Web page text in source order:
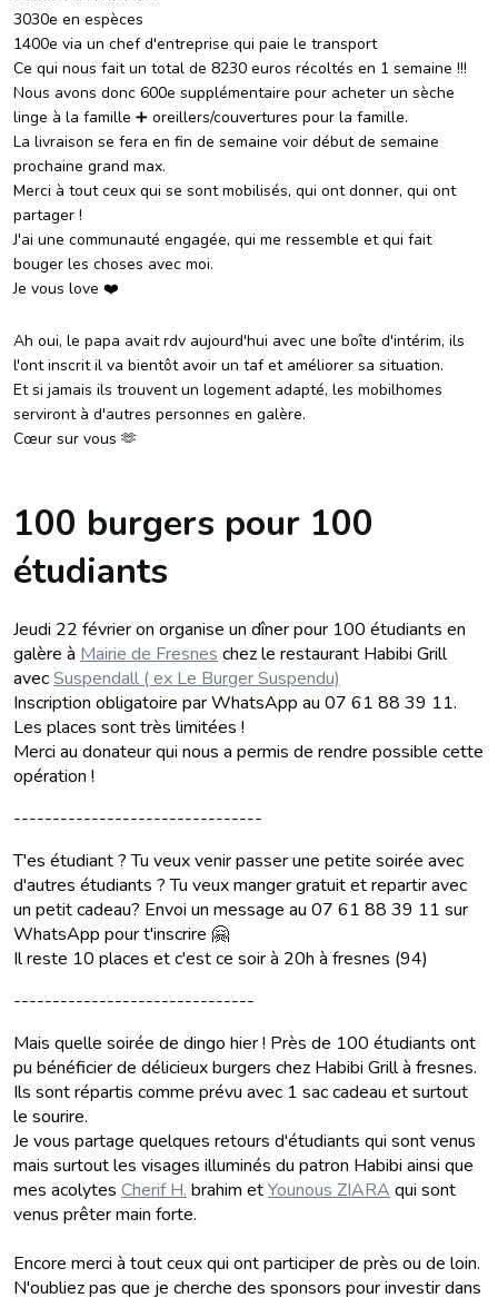
3030e en espèces
1400e via un chef d'entreprise qui paie le transport
Ce qui nous fait un total de 8230 euros récoltés en 1 semaine !!!
Nous avons donc 600e supplémentaire pour acheter un sèche
linge à la famille ➕️ oreillers/couvertures pour la famille.
La livraison se fera en fin de semaine voir début de semaine
prochaine grand max.
Merci à tout ceux qui se sont mobilisés, qui ont donner, qui ont
partager !
J'ai une communauté engagée, qui me ressemble et qui fait
bouger les choses avec moi.
Je vous love ❤️
Ah oui, le papa avait rdv aujourd'hui avec une boîte d'intérim, ils
l'ont inscrit il va bientôt avoir un taf et améliorer sa situation.
Et si jamais ils trouvent un logement adapté, les mobilhomes
serviront à d'autres personnes en galère.
Cœur sur vous 🫶
100 burgers pour 100
étudiants
Jeudi 22 février on organise un dîner pour 100 étudiants en
galère à Mairie de Fresnes chez le restaurant Habibi Grill
avecSuspendall ( ex Le Burger Suspendu)
Inscription obligatoire par WhatsApp au 07 61 88 39 11.
Les places sont très limitées !
Merci au donateur qui nous a permis de rendre possible cette
opération !
--------------------------------
T'es étudiant ? Tu veux venir passer une petite soirée avec
d'autres étudiants ? Tu veux manger gratuit et repartir avec
un petit cadeau? Envoi un message au 07 61 88 39 11 sur
WhatsApp pour t'inscrire 🤗
Il reste 10 places et c'est ce soir à 20h à fresnes (94)
-------------------------------
Mais quelle soirée de dingo hier ! Près de 100 étudiants ont
pu bénéficier de délicieux burgers chez Habibi Grill à fresnes.
Ils sont répartis comme prévu avec 1 sac cadeau et surtout
le sourire.
Je vous partage quelques retours d'étudiants qui sont venus
mais surtout les visages illuminés du patron Habibi ainsi que
mes acolytes Cherif H. brahim etYounous ZIARA qui sont
venus prêter main forte.
Encore merci à tout ceux qui ont participer de près ou de loin.
N'oubliez pas que je cherche des sponsors pour investir dans